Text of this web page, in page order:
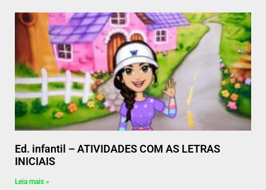
Ed. infantil – ATIVIDADES COM AS LETRAS
INICIAIS
Leia mais »